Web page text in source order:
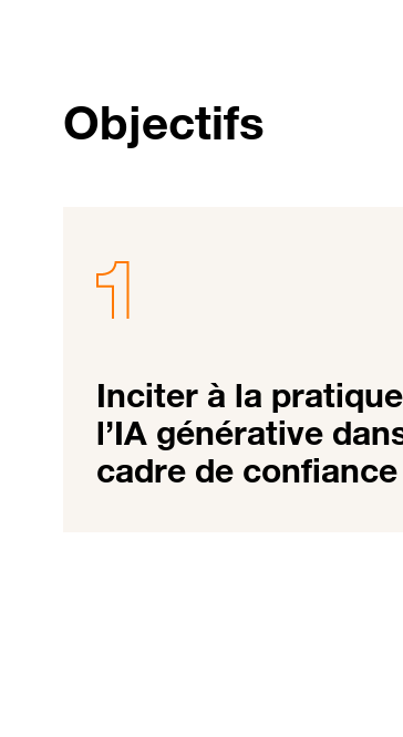
Objectifs
Inciter à la
l’IA générative
cadre de confiance